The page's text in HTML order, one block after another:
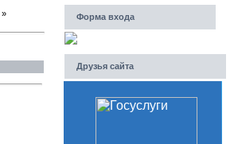
»
Форма входа
Друзья сайта